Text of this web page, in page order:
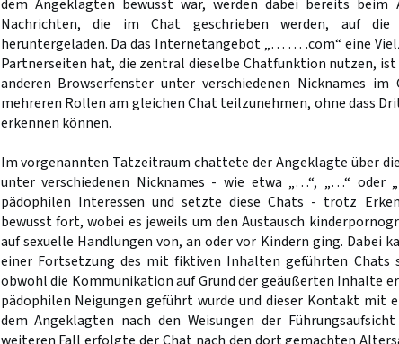
dem Angeklagten bewusst war, werden dabei bereits beim
Nachrichten, die im Chat geschrieben werden, auf die
heruntergeladen. Da das Internetangebot „… … .com“ eine
Partnerseiten hat, die zentral dieselbe Chatfunktion nutzen,
anderen Browserfenster unter verschiedenen Nicknames
mehreren Rollen am gleichen Chat teilzunehmen, ohne dass
erkennen können.
Im vorgenannten Tatzeitraum chattete der Angeklagte über
unter verschiedenen Nicknames - wie etwa „…“, „…“
pädophilen Interessen und setzte diese Chats - trotz
bewusst fort, wobei es jeweils um den Austausch
auf sexuelle Handlungen von, an oder vor Kindern ging. Dabei
einer Fortsetzung des mit fiktiven Inhalten geführten Chats
obwohl die Kommunikation auf Grund der geäußerten Inhalte
pädophilen Neigungen geführt wurde und dieser Kontakt mit
dem Angeklagten nach den Weisungen der